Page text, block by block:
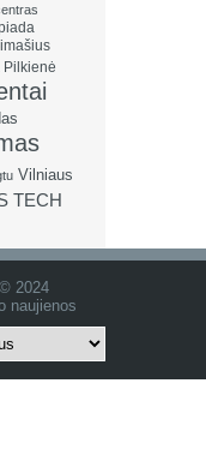
Pilkienė
Vilniaus
TECH
2024
naujienos